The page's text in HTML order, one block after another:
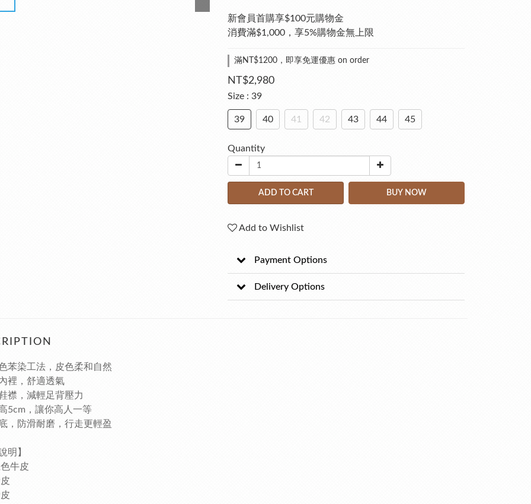
新會員首購享$100元購物金
消費滿$1,000，享5%購物金無上限
滿NT$1200，即享免運優惠 on order
NT$2,980
Size : 39
39 40 41 42 43 44 45
Quantity
ADD TO CART BUY NOW
Add to Wishlist
Payment Options
Delivery Options
苯染工法，皮色柔和自然
裡，舒適透氣
襟，減輕足背壓力
5cm，讓你高人一等
，防滑耐磨，行走更輕盈
質說明】
牛皮